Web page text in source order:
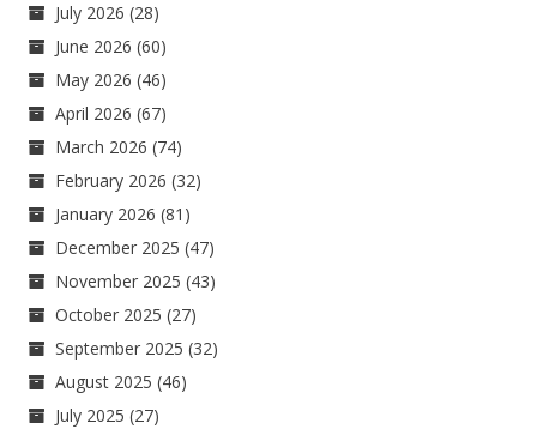
July 2026 (28)
June 2026 (60)
May 2026 (46)
April 2026 (67)
March 2026 (74)
February 2026 (32)
January 2026 (81)
December 2025 (47)
November 2025 (43)
October 2025 (27)
September 2025 (32)
August 2025 (46)
July 2025 (27)